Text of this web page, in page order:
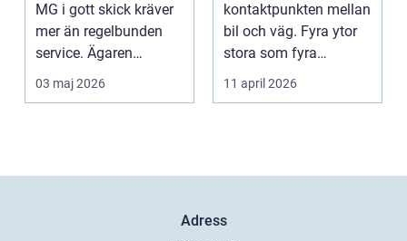
MG i gott skick kräver
mer än regelbunden
service. Ägaren
behöver också ha kol...
03 maj 2026
kontaktpunkten mellan
bil och väg. Fyra ytor
stora som fyra
handflator avgör
bromss...
11 april 2026
Adress